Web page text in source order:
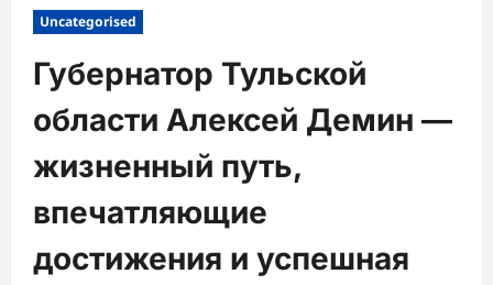
Uncategorised
Губернатор Тульской
области Алексей Демин —
жизненный путь,
впечатляющие
достижения и успешная